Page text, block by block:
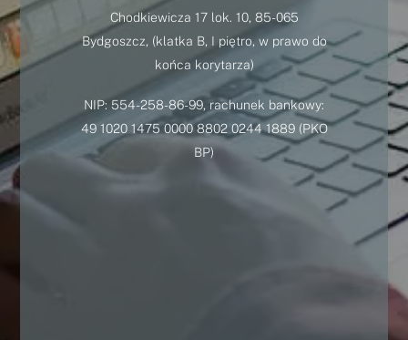
Chodkiewicza 17 lok. 10, 85-065
Bydgoszcz, (klatka B, I piętro, w prawo do
końca korytarza)
NIP: 554-258-86-99, rachunek bankowy:
49 1020 1475 0000 8802 0244 1889 (PKO
BP)